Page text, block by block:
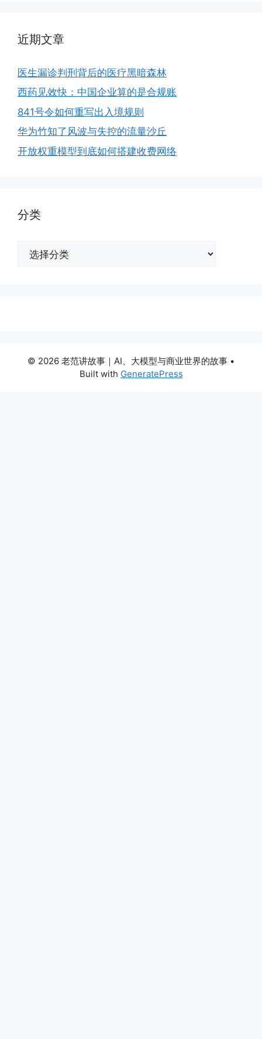
近期文章
医生漏诊判刑背后的医疗黑暗森林
西药见效快：中国企业算的是合规账
841号令如何重写出入境规则
华为竹知了风波与失控的流量沙丘
开放权重模型到底如何搭建收费网络
分类
© 2026 老范讲故事｜AI、大模型与商业世界的故事 •
Built with GeneratePress